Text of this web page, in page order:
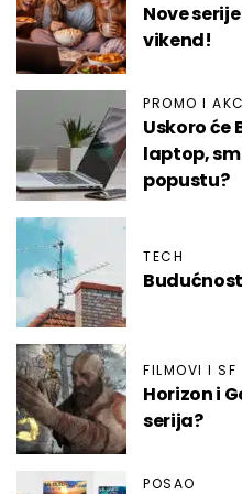
Nove
vikend!
PROMO I
Uskoro će
laptop,
popustu?
TECH
FILMOVI I SF
Horizon i
serija?
POSAO